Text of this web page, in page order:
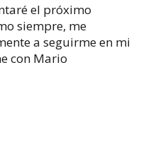
el próximo
siempre, me
a seguirme en mi
con Mario